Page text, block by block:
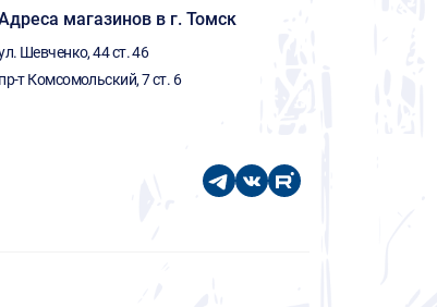
магазинов в г. Томск
Шевченко, 44 ст. 46
пр-т Комсомольский, 7 ст. 6